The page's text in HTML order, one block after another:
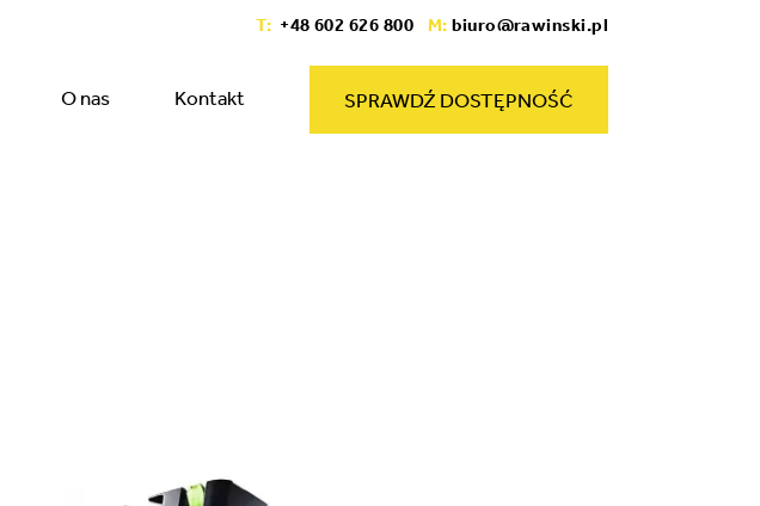
T: +48 602 626 800 M: biuro@rawinski.pl
O nas Kontakt SPRAWDŹ DOSTĘPNOŚĆ